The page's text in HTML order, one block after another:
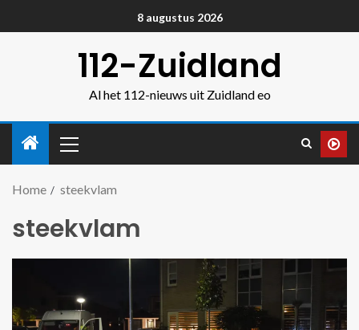
8 augustus 2026
112-Zuidland
Al het 112-nieuws uit Zuidland eo
Home steekvlam
steekvlam